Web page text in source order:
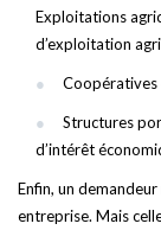
Exploitations
d’exploitation
Coopératives
Structures
d’intérêt
Enfin, un
entreprise. Mais